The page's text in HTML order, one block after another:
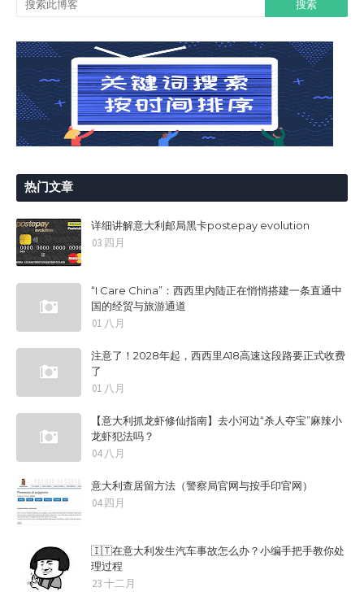
热门文章
详细讲解意大利邮局黑卡postepay evolution
03 四月
“I Care China”：西西里内陆正在悄悄搭建一条直通中
国的经贸与旅游通道
01 八月
注意了！2028年起，西西里A18高速这段路要正式收费
了
01 八月
【意大利抓龙虾修仙指南】去小河边“杀人夺宝”麻辣小
龙虾犯法吗？
04 八月
意大利查居留方法（警察局官网与按手印官网）
04 四月
🇮🇹在意大利发生汽车事故怎么办？小编手把手教你处
理过程
23 十二月